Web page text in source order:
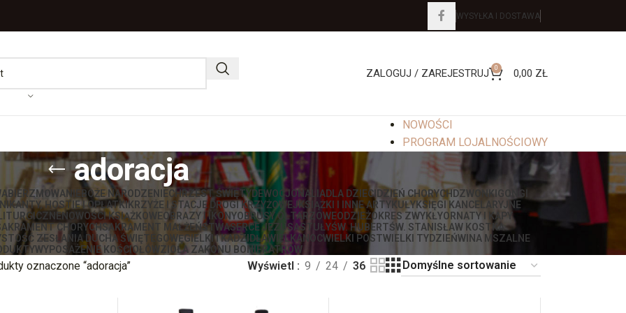
WYSYŁKA I DOSTAWA
ZALOGUJ / ZAREJESTRUJ 0 0,00 ZŁ
NOWOŚCI
PROGRAM LOJALNOŚCIOWY
adoracja
BIERZMOWANIE BOŻE NARODZENIECHRZEST ŚWIĘTYDEWOCJONALIADLA DZIECI DZIEŃ CHORYCH DZWONKI GONGI
HOSTIE I OPŁATKIKRZYŻE I STACJE DROGI KRZYŻOWEJKSIĄŻKI I INNE ARTYKUŁYKSIĘGI KANCELARYJNE
NOWOŚCI KSIĄŻKOWEOBRAZY I IKONYOBRUSY OŁTARZOWEODZIEŻOKRES ZWYKŁYORNATY I KAPY
CHORYCHSAKRAMENT MAŁŻEŃSTWASERCE JEZUSASTUŁYŚW. HUBERTŚW. STANISŁAW KOSTKA
ZESŁANIA DUCHA ŚWIĘTEGO WĘGIELKI I KADZIDŁAWIELKANOCWIELKI POSTWIELKI TYDZIEŃWINA MSZALNE
WYPOSAŻENIE KOŚCIOŁÓWZIOŁA ZAKONU BONIFRATRÓW
oznaczone “adoracja” Wyświetl 9 24 36